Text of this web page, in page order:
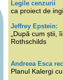
Legile cenzurii
ca proiect de
Jeffrey Epstein:
„După cum știi,
Rothschilds
Andreea Esca
Planul Kalergi